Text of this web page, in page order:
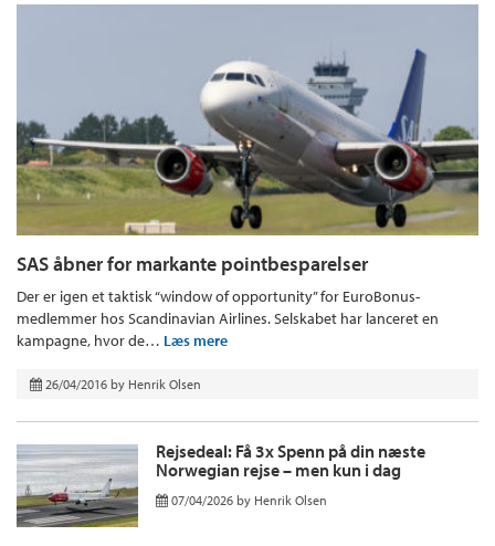
SAS åbner for markante pointbesparelser
Der er igen et taktisk “window of opportunity” for EuroBonus-
medlemmer hos Scandinavian Airlines. Selskabet har lanceret en
kampagne, hvor de… Læs mere
26/04/2016 by Henrik Olsen
Rejsedeal: Få 3x Spenn på din næste
Norwegian rejse – men kun i dag
07/04/2026 by Henrik Olsen